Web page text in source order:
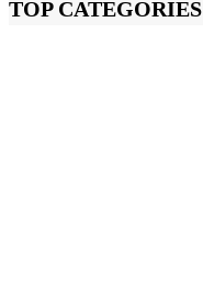
TOP CATEGORIES